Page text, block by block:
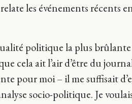
les événements récents
politique la plus
cela ait l’air d’être du
pour moi – il me suffisait
socio-politique. Je